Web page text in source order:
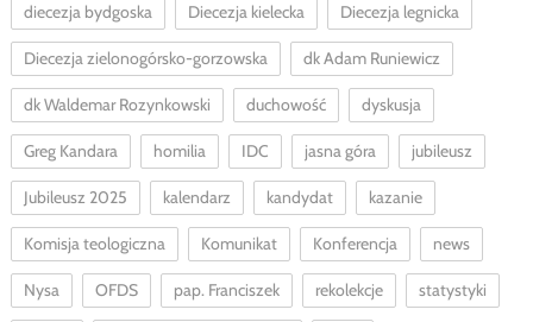
diecezja bydgoska Diecezja kielecka Diecezja legnicka
Diecezja zielonogórsko-gorzowska dk Adam Runiewicz
dk Waldemar Rozynkowski duchowość dyskusja
Greg Kandara homilia IDC jasna góra jubileusz
Jubileusz 2025 kalendarz kandydat kazanie
Komisja teologiczna Komunikat Konferencja news
Nysa OFDS pap. Franciszek rekolekcje statystyki